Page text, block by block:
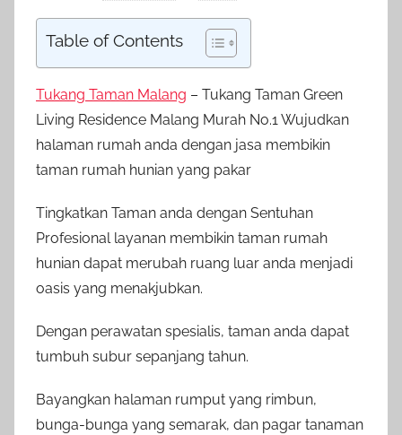
Table of Contents
Tukang Taman Malang – Tukang Taman Green
Living Residence Malang Murah No.1 Wujudkan
halaman rumah anda dengan jasa membikin
taman rumah hunian yang pakar
Tingkatkan Taman anda dengan Sentuhan
Profesional layanan membikin taman rumah
hunian dapat merubah ruang luar anda menjadi
oasis yang menakjubkan.
Dengan perawatan spesialis, taman anda dapat
tumbuh subur sepanjang tahun.
Bayangkan halaman rumput yang rimbun,
bunga-bunga yang semarak, dan pagar tanaman